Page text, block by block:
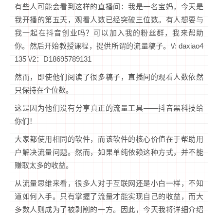
有些人可能会看到这样的直播间：我是一名宝妈，今天是
我开播的第五天，观看人数已经突破三位数。有人想要与
我一起在抖音创业吗？可以加入我的粉丝群，我来帮助
你。然后开始教授课程，提供所谓的流量稿子。\/: daxiao4
135 \/2：D18695789131
然而，即使他们阅读了很多稿子，直播间的观看人数依然
只保持在个位数。
这是因为他们没有分享真正的流量工具——抖音黑科技给
你们！
大家都使用相同的软件，而该软件的核心价值在于帮助用
户解决流量问题。然而，如果单纯依赖这种方式，并不能
赚取太多的收益。
从流量思维来看，很多人对于互联网还是小白一样，不知
道如何入手。只有掌握了流量才能实现自己的收益，而大
多数人则成为了被剥削的一方。因此，今天我将详细介绍